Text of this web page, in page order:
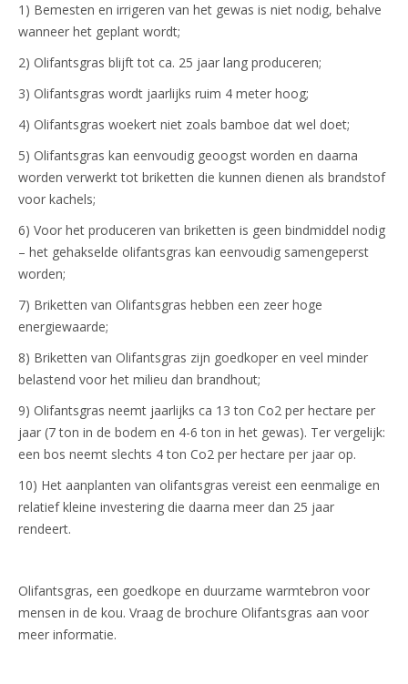
1) Bemesten en irrigeren van het gewas is niet nodig, behalve
wanneer het geplant wordt;
2) Olifantsgras blijft tot ca. 25 jaar lang produceren;
3) Olifantsgras wordt jaarlijks ruim 4 meter hoog;
4) Olifantsgras woekert niet zoals bamboe dat wel doet;
5) Olifantsgras kan eenvoudig geoogst worden en daarna
worden verwerkt tot briketten die kunnen dienen als brandstof
voor kachels;
6) Voor het produceren van briketten is geen bindmiddel nodig
– het gehakselde olifantsgras kan eenvoudig samengeperst
worden;
7) Briketten van Olifantsgras hebben een zeer hoge
energiewaarde;
8) Briketten van Olifantsgras zijn goedkoper en veel minder
belastend voor het milieu dan brandhout;
9) Olifantsgras neemt jaarlijks ca 13 ton Co2 per hectare per
jaar (7 ton in de bodem en 4-6 ton in het gewas). Ter vergelijk:
een bos neemt slechts 4 ton Co2 per hectare per jaar op.
10) Het aanplanten van olifantsgras vereist een eenmalige en
relatief kleine investering die daarna meer dan 25 jaar
rendeert.
Olifantsgras, een goedkope en duurzame warmtebron voor
mensen in de kou. Vraag de brochure Olifantsgras aan voor
meer informatie.